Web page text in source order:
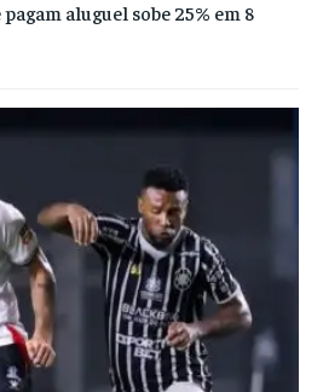
aluguel sobe 25% em 8